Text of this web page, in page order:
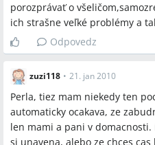
porozprávať o
ich strašne veľké problémy a
Odpovedz
zuzi118 • 21. jan 2010
Perla, tiez mam niekedy ten
automaticky ocakava, ze
len mami a pani v
si unavena, alebo ze chces